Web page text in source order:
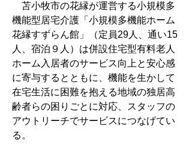
苫小牧市の花縁が運営する小規模多
機能型居宅介護「小規模多機能ホーム
花縁すずらん館」（定員29人、通い15
人、宿泊９人）は併設住宅型有料老人
ホーム入居者のサービス向上と安心感
に寄与するとともに、機能を生かして
在宅生活に困難を抱える地域の独居高
齢者らの困りごとに対応、スタッフの
アウトリーチでサービスにつなげてい
る。